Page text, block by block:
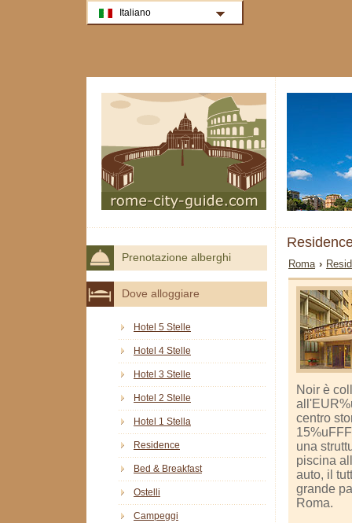
Roma ›
Noir è
centro
una
piscina
auto, il
grande
Roma.
Prenotazione alberghi
Dove alloggiare
Hotel 5 Stelle
Hotel 4 Stelle
Hotel 3 Stelle
Hotel 2 Stelle
Hotel 1 Stella
Residence
Bed & Breakfast
Ostelli
Campeggi
Italiano